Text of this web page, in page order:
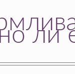
ли